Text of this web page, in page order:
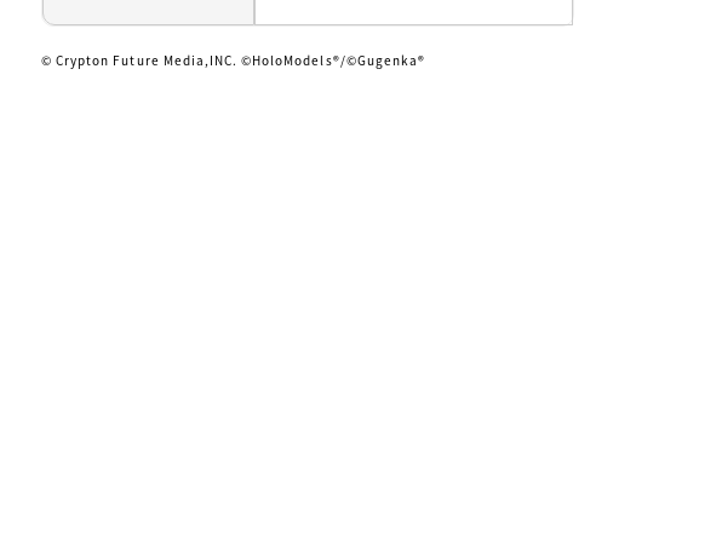
© Crypton Future Media,INC. ©HoloModels®︎/©Gugenka®